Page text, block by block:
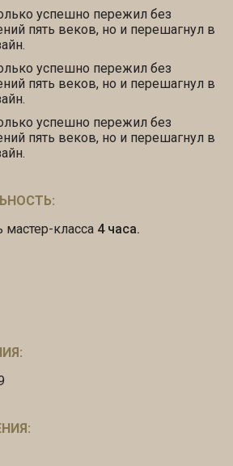
успешно пережил без
пять веков, но и перешагнул в
успешно пережил без
пять веков, но и перешагнул в
успешно пережил без
пять веков, но и перешагнул в
класса 4 часа.